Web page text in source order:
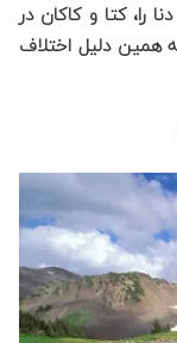
را، کتا و کاکان در
که به همین دلیل اختلاف